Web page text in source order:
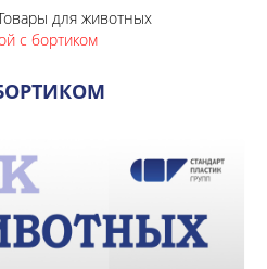
для животных
с бортиком